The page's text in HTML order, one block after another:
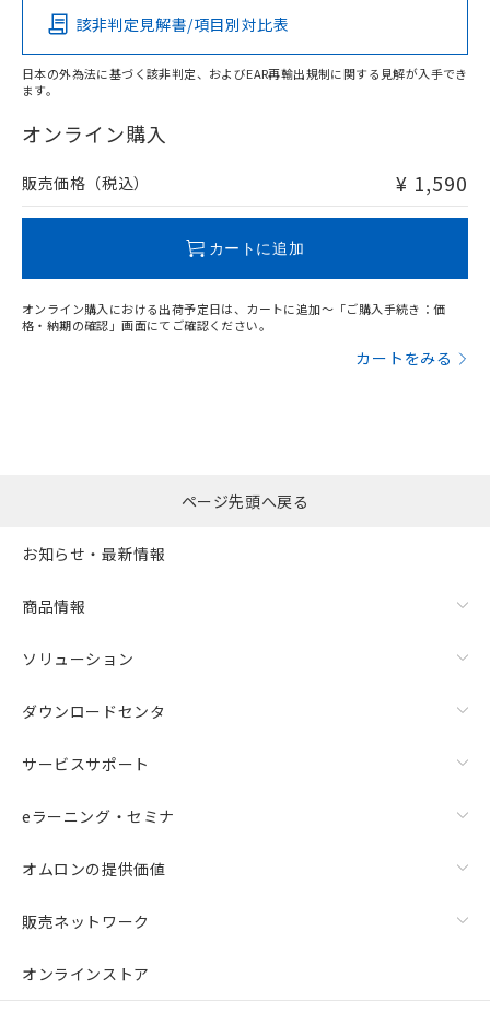
O
在庫等で未対応品が混在する可能性があります。
問い合わせください。
該非判定見解書/項目別対比表
日本の外為法に基づく該非判定、およびEAR再輸出規制に関する見解が入手でき
ます。
オンライン購入
販売価格（税込） ¥ 1,590
カートに追加
オンライン購入における出荷予定日は、カートに追加～「ご購入手続き：価
格・納期の確認」画面にてご確認ください。
カートをみる
ページ先頭へ戻る
お知らせ・最新情報
商品情報
ソリューション
ダウンロードセンタ
サービスサポート
eラーニング・セミナ
オムロンの提供価値
販売ネットワーク
オンラインストア